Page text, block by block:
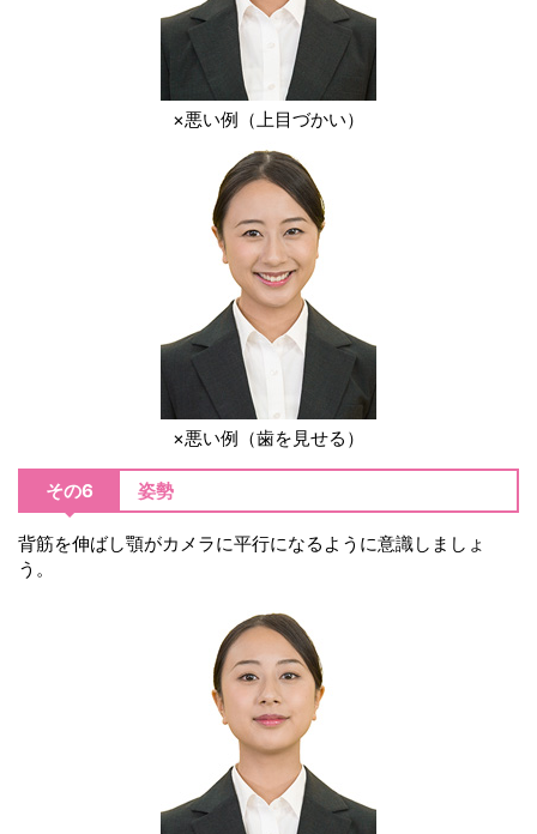
×悪い例（上目づかい）
×悪い例（歯を見せる）
その6 姿勢
背筋を伸ばし顎がカメラに平行になるように意識しましょ
う。